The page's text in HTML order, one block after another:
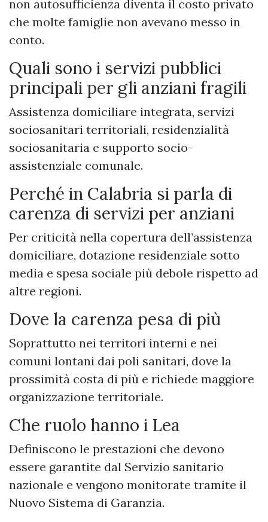
non autosufficienza diventa il costo privato
che molte famiglie non avevano messo in
conto.
Quali sono i servizi pubblici
principali per gli anziani fragili
Assistenza domiciliare integrata, servizi
sociosanitari territoriali, residenzialità
sociosanitaria e supporto socio-
assistenziale comunale.
Perché in Calabria si parla di
carenza di servizi per anziani
Per criticità nella copertura dell’assistenza
domiciliare, dotazione residenziale sotto
media e spesa sociale più debole rispetto ad
altre regioni.
Dove la carenza pesa di più
Soprattutto nei territori interni e nei
comuni lontani dai poli sanitari, dove la
prossimità costa di più e richiede maggiore
organizzazione territoriale.
Che ruolo hanno i Lea
Definiscono le prestazioni che devono
essere garantite dal Servizio sanitario
nazionale e vengono monitorate tramite il
Nuovo Sistema di Garanzia.